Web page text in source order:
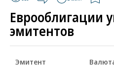
Еврооблигации
эмитентов
Эмитент